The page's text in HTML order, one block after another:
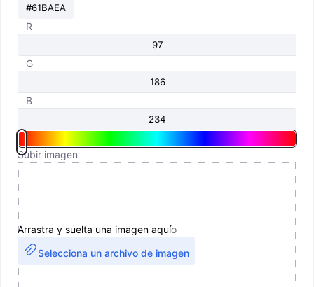
R
G
B
Subir imagen
Arrastra y suelta una imagen aquío
Selecciona un archivo de imagen